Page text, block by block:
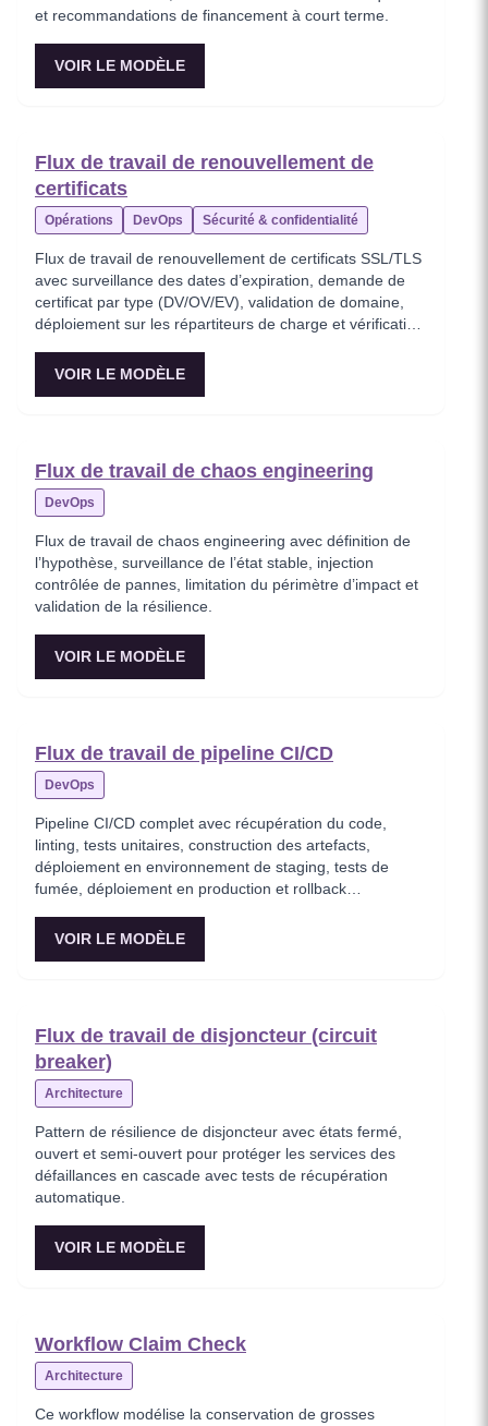
et recommandations de financement à court terme.
VOIR LE MODÈLE
Flux de travail de renouvellement de
certificats
Opérations DevOps Sécurité & confidentialité
Flux de travail de renouvellement de certificats SSL/TLS
avec surveillance des dates d’expiration, demande de
certificat par type (DV/OV/EV), validation de domaine,
déploiement sur les répartiteurs de charge et vérification
VOIR LE MODÈLE
Flux de travail de chaos engineering
DevOps
Flux de travail de chaos engineering avec définition de
l’hypothèse, surveillance de l’état stable, injection
contrôlée de pannes, limitation du périmètre d’impact et
validation de la résilience.
VOIR LE MODÈLE
Flux de travail de pipeline CI/CD
DevOps
Pipeline CI/CD complet avec récupération du code,
linting, tests unitaires, construction des artefacts,
déploiement en environnement de staging, tests de
fumée, déploiement en production et rollback
VOIR LE MODÈLE
Flux de travail de disjoncteur (circuit
breaker)
Architecture
Pattern de résilience de disjoncteur avec états fermé,
ouvert et semi-ouvert pour protéger les services des
défaillances en cascade avec tests de récupération
automatique.
VOIR LE MODÈLE
Workflow Claim Check
Architecture
Ce workflow modélise la conservation de grosses